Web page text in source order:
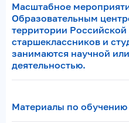
Масштабное
Образовательным
территории
старшеклассников и
занимаются научной
деятельностью.
Материалы по